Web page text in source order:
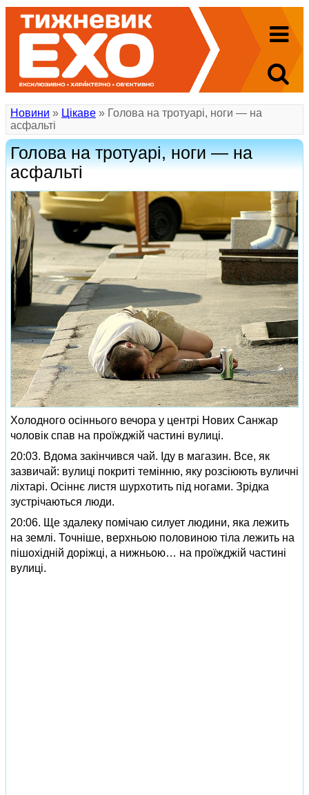
Новини » Цікаве » Голова на тротуарі, ноги — на
асфальті
Голова на тротуарі, ноги — на
асфальті
Холодного осіннього вечора у центрі Нових Санжар
чоловік спав на проїжджій частині вулиці.
20:03. Вдома закінчився чай. Іду в магазин. Все, як
зазвичай: вулиці покриті темінню, яку розсіюють вуличні
ліхтарі. Осіннє листя шурхотить під ногами. Зрідка
зустрічаються люди.
20:06. Ще здалеку помічаю силует людини, яка лежить
на землі. Точніше, верхньою половиною тіла лежить на
пішохідній доріжці, а нижньою… на проїжджій частині
вулиці.